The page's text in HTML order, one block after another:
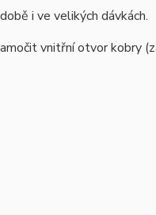
i ve velikých dávkách.
vnitřní otvor kobry